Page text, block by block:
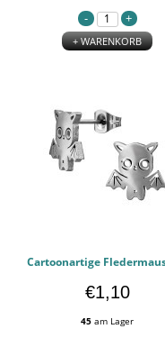
+ WARENKORB
€1,10
45 am Lager